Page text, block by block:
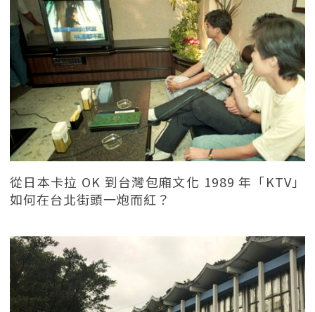
從日本卡拉 OK 到台灣包廂文化 1989 年「KTV」
如何在台北街頭一炮而紅？